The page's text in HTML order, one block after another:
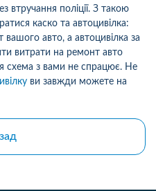
втручання поліції. З такою
каско та автоцивілка:
авто, а автоцивілка за
витрати на ремонт авто
схема з вами не спрацює. Не
ви завжди можете на